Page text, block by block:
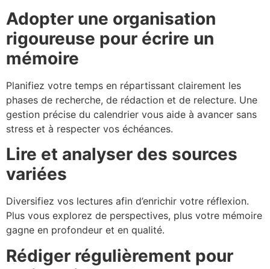
Adopter une organisation
rigoureuse pour écrire un
mémoire
Planifiez votre temps en répartissant clairement les
phases de recherche, de rédaction et de relecture. Une
gestion précise du calendrier vous aide à avancer sans
stress et à respecter vos échéances.
Lire et analyser des sources
variées
Diversifiez vos lectures afin d’enrichir votre réflexion.
Plus vous explorez de perspectives, plus votre mémoire
gagne en profondeur et en qualité.
Rédiger régulièrement pour